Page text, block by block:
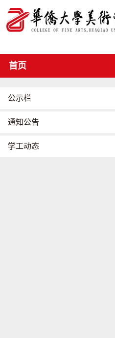
首页
公示栏
通知公告
学工动态